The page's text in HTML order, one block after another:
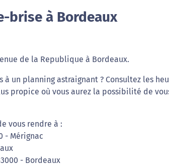
brise à Bordeaux
de la Republique à Bordeaux.
un planning astraignant ? Consultez les
propice où vous aurez la possibilité de
vous rendre à :
- Mérignac
- Bordeaux